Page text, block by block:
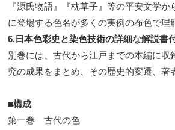
『源氏物語』『枕草子』等の平安文学
に登場する色名が多くの実例の布色で理
6.日本色彩史と染色技術の詳細な解説書
別巻には、古代から江戸までの本編に収
究の成果をまとめ、その歴史的変遷、著
■構成
第一巻 古代の色